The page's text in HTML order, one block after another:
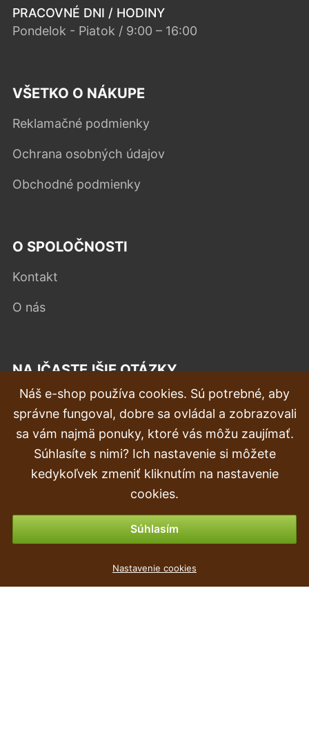
PRACOVNÉ DNI / HODINY
Pondelok - Piatok / 9:00 – 16:00
VŠETKO O NÁKUPE
Reklamačné podmienky
Ochrana osobných údajov
Obchodné podmienky
O SPOLOČNOSTI
Kontakt
O nás
NAJČASTEJŠIE OTÁZKY
Reklamácia
Doprava a doručenie
Objednávka
Vrátenie tovaru & vrátenie peňazí
Náš e-shop používa cookies. Sú potrebné, aby
správne fungoval, dobre sa ovládal a zobrazovali
sa vám najmä ponuky, ktoré vás môžu zaujímať.
Súhlasíte s nimi? Ich nastavenie si môžete
kedykoľvek zmeniť kliknutím na nastavenie
cookies.
Súhlasím
Nastavenie cookies